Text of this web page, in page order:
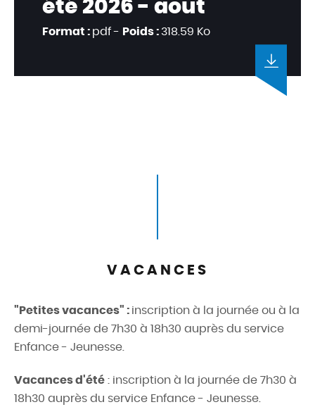
été 2026 - aout
Format :pdf - Poids :318.59 Ko
VACANCES
"Petites vacances" :inscription à la journée ou à la
demi-journée de 7h30 à 18h30 auprès du service
Enfance - Jeunesse.
Vacances d'été: inscription à la journée de 7h30 à
18h30 auprès du service Enfance - Jeunesse.